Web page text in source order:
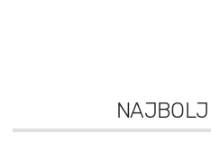
NAJBOLJ